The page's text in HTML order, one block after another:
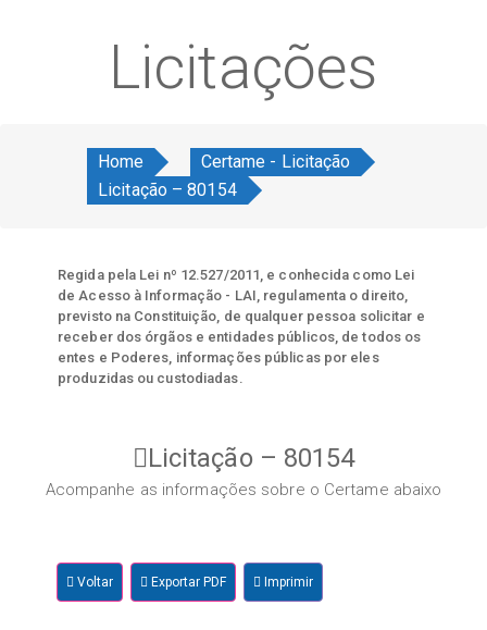
Licitações
Home
Certame - Licitação
Licitação – 80154
Regida pela Lei nº 12.527/2011, e conhecida como Lei
de Acesso à Informação - LAI, regulamenta o direito,
previsto na Constituição, de qualquer pessoa solicitar e
receber dos órgãos e entidades públicos, de todos os
entes e Poderes, informações públicas por eles
produzidas ou custodiadas.
Licitação – 80154
Acompanhe as informações sobre o Certame abaixo
Voltar Exportar PDF Imprimir